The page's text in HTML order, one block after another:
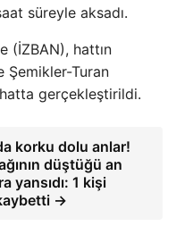
süreyle aksadı.
(İZBAN), hattın
Şemikler-Turan
gerçekleştirildi.
korku dolu anlar!
düştüğü an
yansıdı: 1 kişi
→